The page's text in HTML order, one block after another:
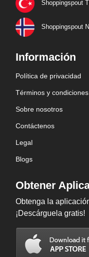
Shoppingspout
Shoppingspout
Información
Política de privacidad
Términos y condiciones
Sobre nosotros
Contáctenos
Legal
Blogs
Obtener
Obtenga la
¡Descárguela gratis!